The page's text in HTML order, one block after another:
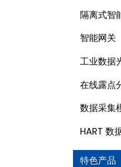
隔离式智
智能网关
工业数据
在线露点
数据采集​​
HART 数
特色产品